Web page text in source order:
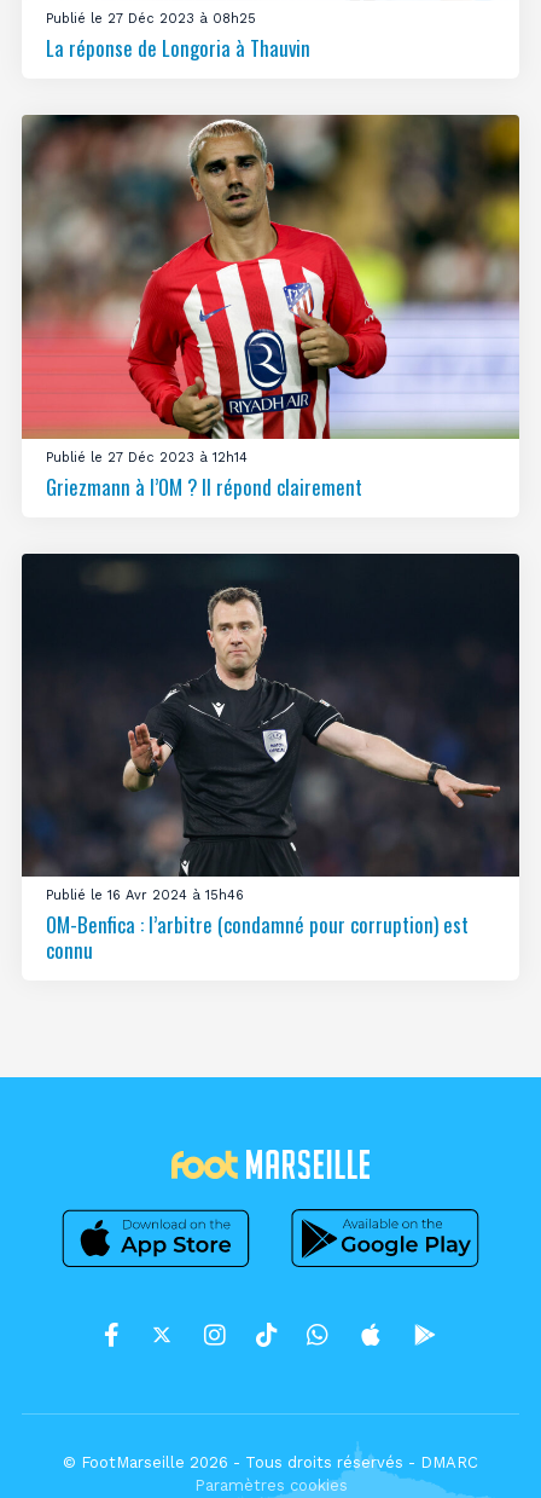
Publié le 27 Déc 2023 à 08h25
La réponse de Longoria à Thauvin
Publié le 27 Déc 2023 à 12h14
Griezmann à l’OM ? Il répond clairement
Publié le 16 Avr 2024 à 15h46
OM-Benfica : l’arbitre (condamné pour corruption) est
connu
© FootMarseille 2026 - Tous droits réservés - DMARC
Paramètres cookies